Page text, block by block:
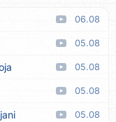
06.08
05.08
05.08
05.08
05.08